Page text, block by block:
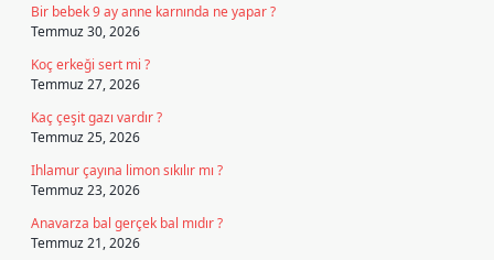
Bir bebek 9 ay anne karnında ne yapar ?
Temmuz 30, 2026
Koç erkeği sert mi ?
Temmuz 27, 2026
Kaç çeşit gazı vardır ?
Temmuz 25, 2026
Ihlamur çayına limon sıkılır mı ?
Temmuz 23, 2026
Anavarza bal gerçek bal mıdır ?
Temmuz 21, 2026